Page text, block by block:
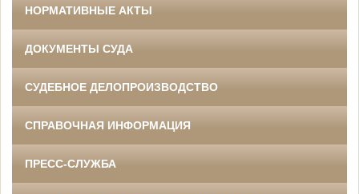
НОРМАТИВНЫЕ АКТЫ
ДОКУМЕНТЫ СУДА
СУДЕБНОЕ ДЕЛОПРОИЗВОДСТВО
СПРАВОЧНАЯ ИНФОРМАЦИЯ
ПРЕСС-СЛУЖБА